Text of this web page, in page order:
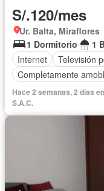
S/.120/mes
Ur. Balta, Miraflores
1 Dormitorio
1
Internet
Televisión
Completamente
Hace 2 semanas, 2 días
S.A.C.